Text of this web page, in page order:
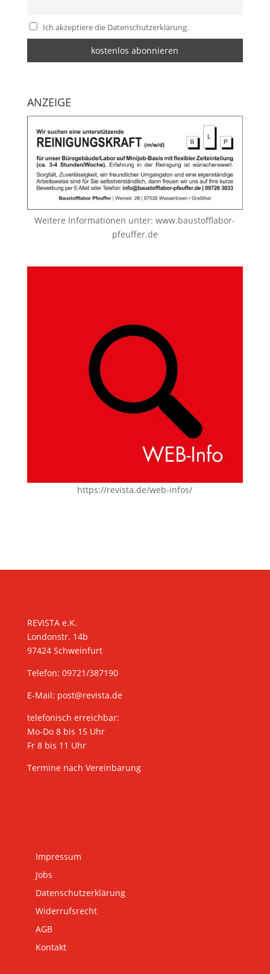
Ich akzeptiere die Datenschutzerklärung.
ANZEIGE
Weitere Informationen unter:www.baustofflabor-
pfeuffer.de
https://revista.de/web-infos/
REVISTA e.K.
Londonstr. 14b
97424 Schweinfurt
Telefon: 09721/387190
E-Mail: post@revista.de
telefonisch erreichbar:
Mo-Do 8 bis 15 Uhr
Fr 8 bis 11 Uhr
Termine nach Vereinbarung
Impressum
Jobs
Datenschutzerklärung
Widerrufsrecht
AGB
Kontakt